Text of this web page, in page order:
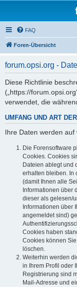
FAQ
Foren-Übersicht
forum.opsi.org -
Diese Richtlinie
(„https://
verwendet, die
UMFANG UND ART
Ihre Daten werden
Die Forensoftware
Cookies. Cookies
Dateien ablegt und
erhalten bleiben. In
(damit Ihnen alle
Informationen über
dieser als gelesen/
Informationen über
angemeldet sind)
Cookies haben
Cookies können
löschen.
Weiterhin werden
in Ihrem Profil oder
Registrierung sind
Mail-Adresse und